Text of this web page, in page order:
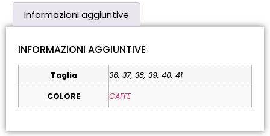
Informazioni aggiuntive
INFORMAZIONI AGGIUNTIVE
Taglia 36, 37, 38, 39, 40, 41
COLORE CAFFE